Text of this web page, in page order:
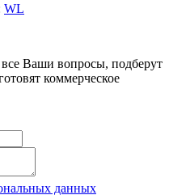
WL
Ваши вопросы, подберут
коммерческое
данных